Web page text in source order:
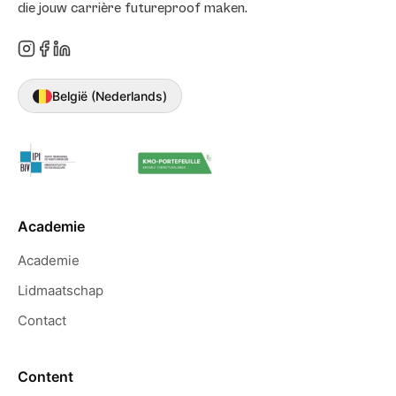
Ria Poel
gevolgd en vind het een echte aanrader.
Duidelijke uitleg hoe marketing werkt en
tips. Het enthousiasme van Kenny werkt zo
aanstekelijk waardoor je het ook allemaal
die jouw carrière futureproof maken.
België (Nederlands)
Academie
Academie
Lidmaatschap
Contact
Content